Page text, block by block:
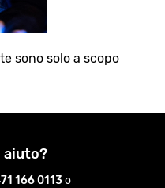
sono solo a scopo
aiuto?
166 0113o